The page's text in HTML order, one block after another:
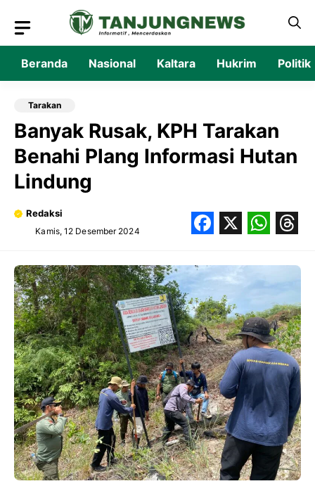
isi
Beranda Nasional Kaltara Hukrim Politik
Tarakan
Banyak Rusak, KPH Tarakan
Benahi Plang Informasi Hutan
Lindung
Redaksi
Kamis, 12 Desember 2024